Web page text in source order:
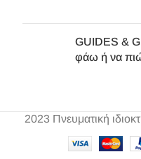
GUIDES &
φάω ή να
2023 Πνευματική